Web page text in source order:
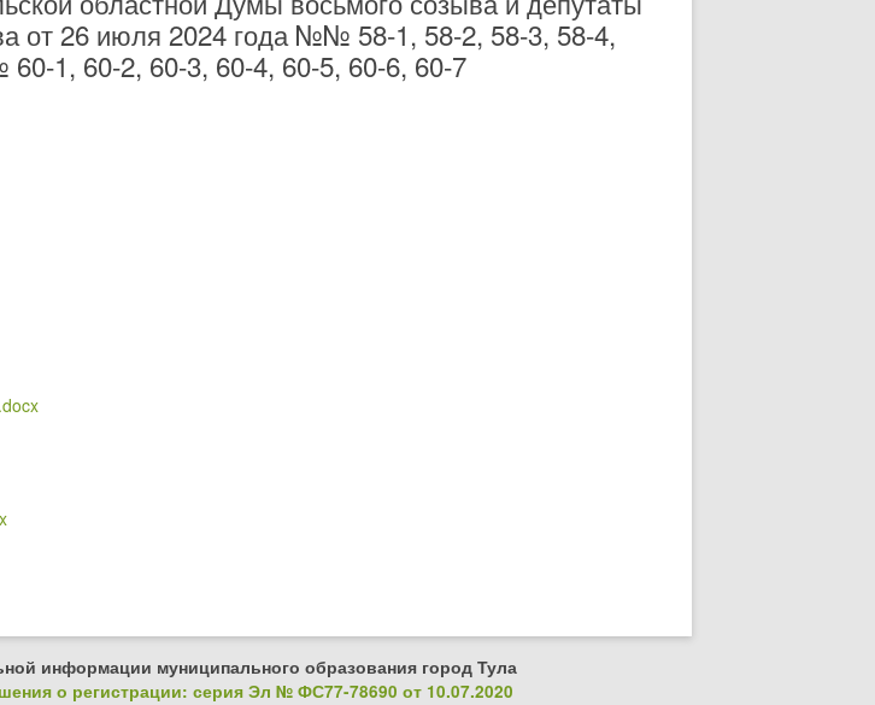
от 26 июля 2024 года №№ 58-1, 58-2, 58-3, 58-4,
1, 60-2, 60-3, 60-4, 60-5, 60-6, 60-7
информации муниципального образования город Тула
о регистрации: серия Эл № ФС77-78690 от 10.07.2020